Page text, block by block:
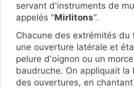
servant d'instruments de
appelés "Mirlitons".
Chacune des extrémités
une ouverture latérale et
pelure d'oignon ou un
baudruche. On appliquait la
des ouvertures, en